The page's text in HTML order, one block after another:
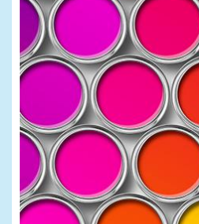
Beton mallen
Kunststofvloeren
Nieuws
Producten